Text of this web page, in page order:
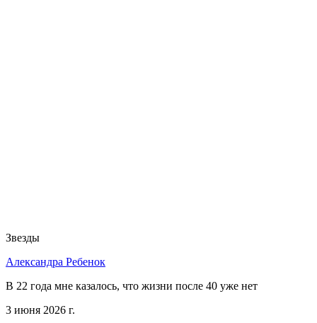
Звезды
Александра Ребенок
В 22 года мне казалось, что жизни после 40 уже нет
3 июня 2026 г.